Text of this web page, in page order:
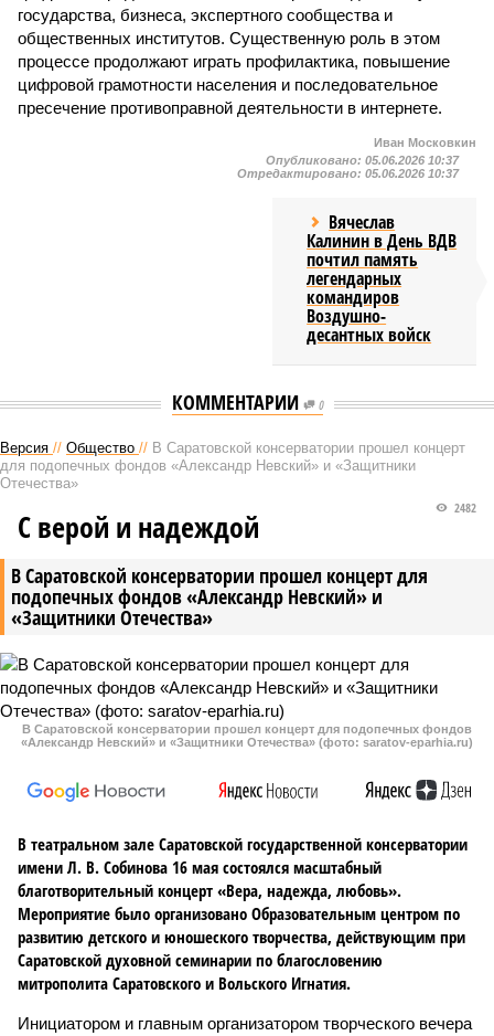
государства, бизнеса, экспертного сообщества и
общественных институтов. Существенную роль в этом
процессе продолжают играть профилактика, повышение
цифровой грамотности населения и последовательное
пресечение противоправной деятельности в интернете.
Иван Московкин
Опубликовано: 05.06.2026 10:37
Отредактировано: 05.06.2026 10:37
Вячеслав
Калинин в День ВДВ
почтил память
легендарных
командиров
Воздушно-
десантных войск
КОММЕНТАРИИ 0
Версия // Общество // В Саратовской консерватории прошел концерт
для подопечных фондов «Александр Невский» и «Защитники
Отечества»
В Саратовской консерватории прошел концерт для
подопечных фондов «Александр Невский» и
«Защитники Отечества»
2482
С верой и надеждой
В Саратовской консерватории прошел концерт для подопечных фондов
«Александр Невский» и «Защитники Отечества» (фото: saratov-eparhia.ru)
В театральном зале Саратовской государственной консерватории
имени Л. В. Собинова 16 мая состоялся масштабный
благотворительный концерт «Вера, надежда, любовь».
Мероприятие было организовано Образовательным центром по
развитию детского и юношеского творчества, действующим при
Саратовской духовной семинарии по благословению
митрополита Саратовского и Вольского Игнатия.
Инициатором и главным организатором творческого вечера